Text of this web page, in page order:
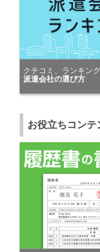
東京都の女性
株式会社プ
にキニナル
神奈川県の
パーソルテ
にキニナルを
神奈川県の女
株式会社ス
にキニナルを
千葉県の女
株式会社グ
にキニナル
千葉県の男
マンパワー
クチコミ、ランキング
派遣会社の選び方
お役立ちコンテ